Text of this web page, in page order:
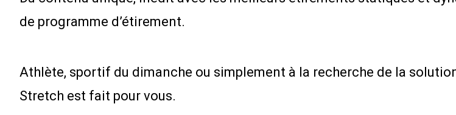
de programme d’étirement.
Athlète, sportif du dimanche ou simplement à la recherche de la
Stretch est fait pour vous.